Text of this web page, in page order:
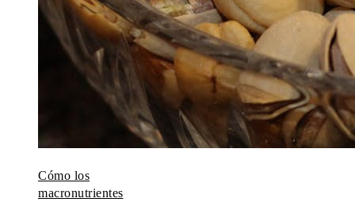
Cómo los
macronutrientes